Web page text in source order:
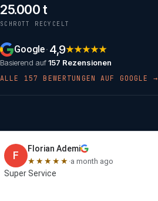
25.000 t
SCHROTT RECYCELT
Google· 4,9★★★★★
Basierend auf157 Rezensionen
ALLE 157 BEWERTUNGEN AUF GOOGLE →
F
Florian Ademi
★★★★★ ·a month ago
Super Service